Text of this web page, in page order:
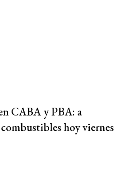
CABA y PBA: a
hoy viernes